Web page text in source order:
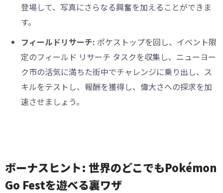
登場して、写真にさらなる興奮を加えることができま
す。
フィールドリサーチ: ポケストップを回し、イベント限
定のフィールド リサーチ タスクを収集し、ニューヨー
ク市の活気に満ちた街中でチャレンジに乗り出し、ス
キルをテストし、報酬を獲得し、偉大さへの探求を加
速させましょう。
ボーナスヒント: 世界のどこでもPokémon
Go Festを遊べる裏ワザ